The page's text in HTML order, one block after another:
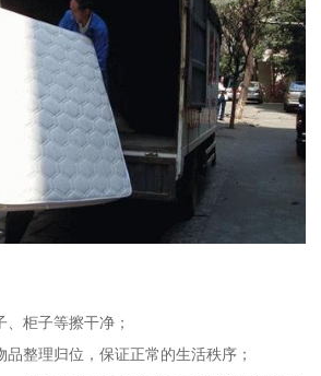
柜子等擦干净；
整理归位，保证正常的生活秩序；